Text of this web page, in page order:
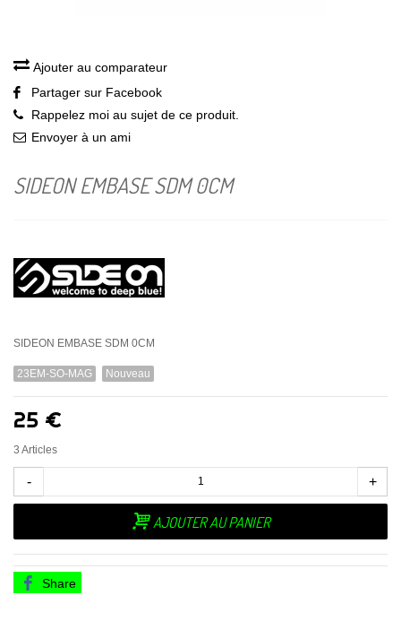
Ajouter au comparateur
Partager sur Facebook
Rappelez moi au sujet de ce produit.
Envoyer à un ami
SIDEON EMBASE SDM 0CM
SIDEON EMBASE SDM 0CM
23EM-SO-MAG Nouveau
25 €
3 Articles
- +
AJOUTER AU PANIER
Share